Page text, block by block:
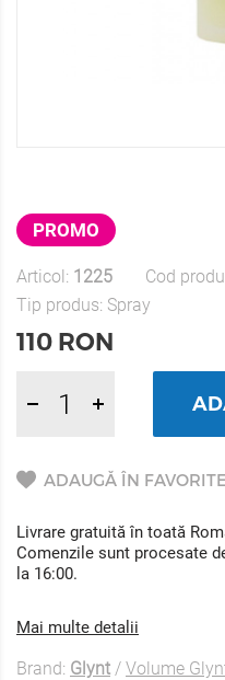
PROMO
Articol: 1225 Cod
Tip produs: Spray
110 RON
ADAUGĂ ÎN FAVORITE
Livrare gratuită în toată
Comenzile sunt procesate
la 16:00.
Mai multe detalii
Brand: Glynt / Volume